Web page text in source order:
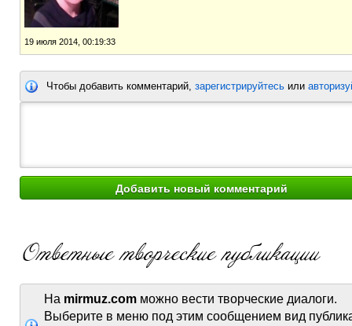
19 июля 2014, 00:19:33
Чтобы добавить комментарий, зарегистрируйтесь или
На mirmuz.com можно вести творческие диалоги.
Выберите в меню под этим сообщением вид